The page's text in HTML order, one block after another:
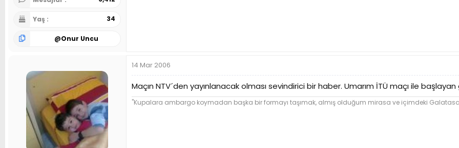
Yaş 34
@Onur Uncu
14 Mar 2006
Maçın NTV´den yayınlanacak olması sevindirici bir haber. Umarım İTÜ maçı ile
"Kupalara ambargo koymadan başka bir formayı taşımak, almış olduğum mirasa ve içimdeki